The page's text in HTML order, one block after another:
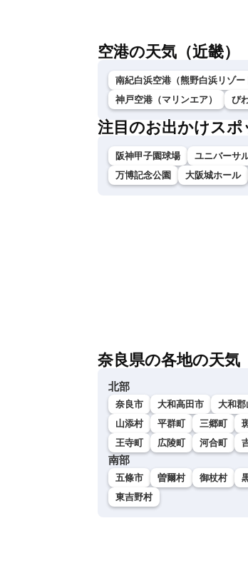
空港の天気（近畿）
南紀白浜空港（熊野白浜リゾー
神戸空港（マリンエア）
び
注目のお出かけスポ
阪神甲子園球場 ユニバーサ
万博記念公園
大阪城ホール
奈良県の各地の天気
北部
奈良市 大和高田市 大和郡
山添村
平群町 三郷町
王寺町
広陵町 河合町
南部
五條市 曽爾村 御杖村
東吉野村